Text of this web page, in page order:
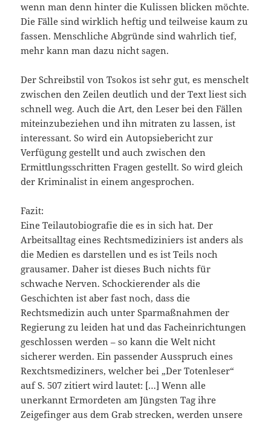
wenn man denn hinter die Kulissen blicken möchte.
Die Fälle sind wirklich heftig und teilweise kaum zu
fassen. Menschliche Abgründe sind wahrlich tief,
mehr kann man dazu nicht sagen.
Der Schreibstil von Tsokos ist sehr gut, es menschelt
zwischen den Zeilen deutlich und der Text liest sich
schnell weg. Auch die Art, den Leser bei den Fällen
miteinzubeziehen und ihn mitraten zu lassen, ist
interessant. So wird ein Autopsiebericht zur
Verfügung gestellt und auch zwischen den
Ermittlungsschritten Fragen gestellt. So wird gleich
der Kriminalist in einem angesprochen.
Fazit:
Eine Teilautobiografie die es in sich hat. Der
Arbeitsalltag eines Rechtsmediziniers ist anders als
die Medien es darstellen und es ist Teils noch
grausamer. Daher ist dieses Buch nichts für
schwache Nerven. Schockierender als die
Geschichten ist aber fast noch, dass die
Rechtsmedizin auch unter Sparmaßnahmen der
Regierung zu leiden hat und das Facheinrichtungen
geschlossen werden – so kann die Welt nicht
sicherer werden. Ein passender Ausspruch eines
Rexchtsmediziners, welcher bei „Der Totenleser“
auf S. 507 zitiert wird lautet: […] Wenn alle
unerkannt Ermordeten am Jüngsten Tag ihre
Zeigefinger aus dem Grab strecken, werden unsere